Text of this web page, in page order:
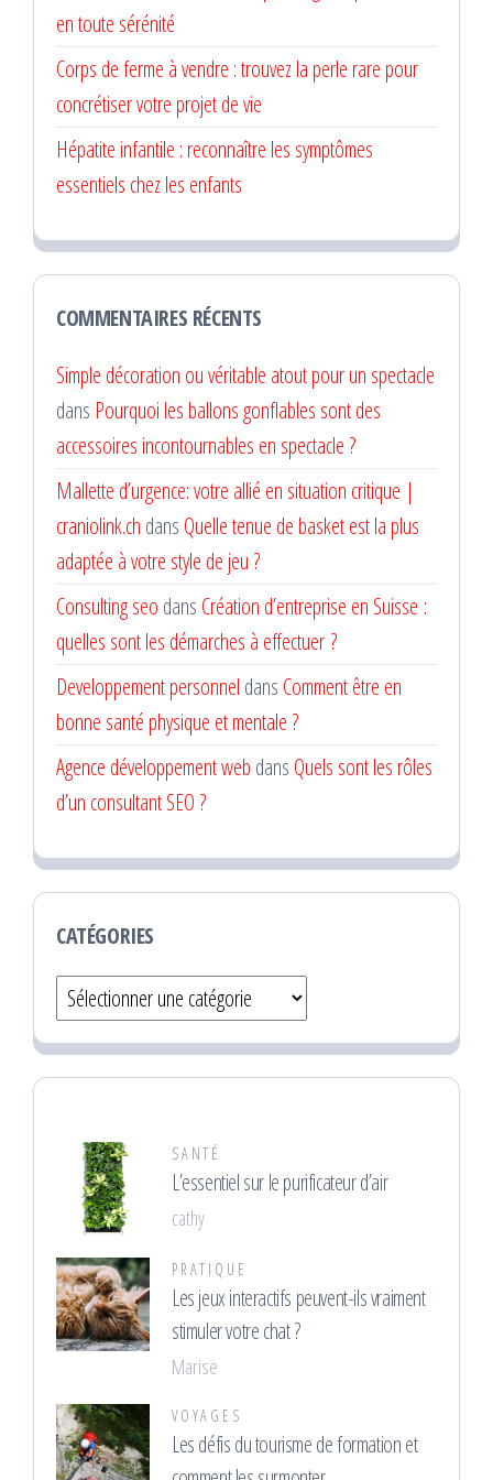
en toute sérénité
Corps de ferme à vendre : trouvez la perle rare pour
concrétiser votre projet de vie
Hépatite infantile : reconnaître les symptômes
essentiels chez les enfants
COMMENTAIRES RÉCENTS
Simple décoration ou véritable atout pour un spectacle
dans Pourquoi les ballons gonflables sont des
accessoires incontournables en spectacle ?
Mallette d’urgence: votre allié en situation critique |
craniolink.ch dans Quelle tenue de basket est la plus
adaptée à votre style de jeu ?
Consulting seo dans Création d’entreprise en Suisse :
quelles sont les démarches à effectuer ?
Developpement personnel dans Comment être en
bonne santé physique et mentale ?
Agence développement web dans Quels sont les rôles
d’un consultant SEO ?
CATÉGORIES
Catégories
SANTÉ
L’essentiel sur le purificateur d’air
cathy
PRATIQUE
Les jeux interactifs peuvent-ils vraiment
stimuler votre chat ?
Marise
VOYAGES
Les défis du tourisme de formation et